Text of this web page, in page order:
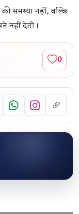
समस्या नहीं, बल्कि
नहीं देती।
0